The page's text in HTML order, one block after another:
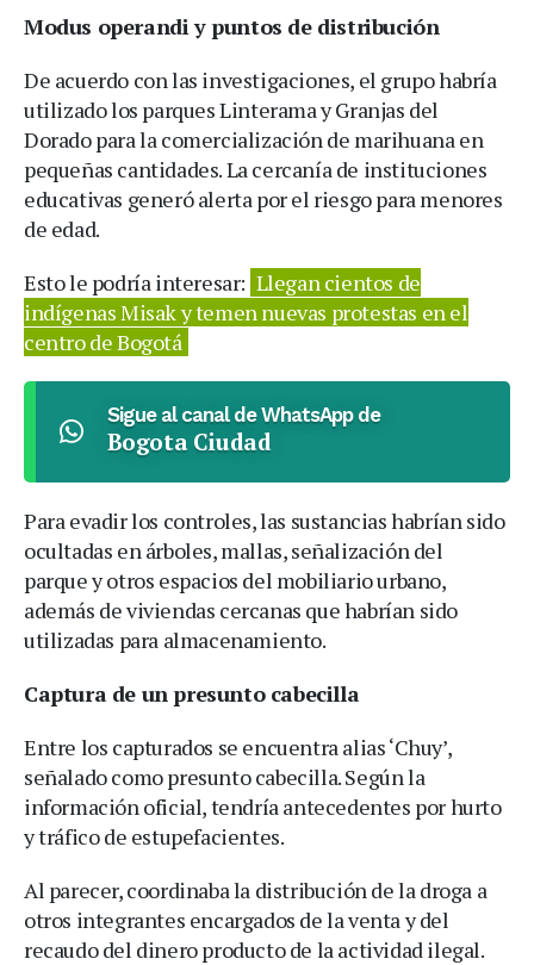
Modus operandi y puntos de distribución
De acuerdo con las investigaciones, el grupo habría
utilizado los parques Linterama y Granjas del
Dorado para la comercialización de marihuana en
pequeñas cantidades. La cercanía de instituciones
educativas generó alerta por el riesgo para menores
de edad.
Esto le podría interesar: Llegan cientos de
indígenas Misak y temen nuevas protestas en el
centro de Bogotá
Sigue al canal de WhatsApp de
Bogota Ciudad
Para evadir los controles, las sustancias habrían sido
ocultadas en árboles, mallas, señalización del
parque y otros espacios del mobiliario urbano,
además de viviendas cercanas que habrían sido
utilizadas para almacenamiento.
Captura de un presunto cabecilla
Entre los capturados se encuentra alias ‘Chuy’,
señalado como presunto cabecilla. Según la
información oficial, tendría antecedentes por hurto
y tráfico de estupefacientes.
Al parecer, coordinaba la distribución de la droga a
otros integrantes encargados de la venta y del
recaudo del dinero producto de la actividad ilegal.